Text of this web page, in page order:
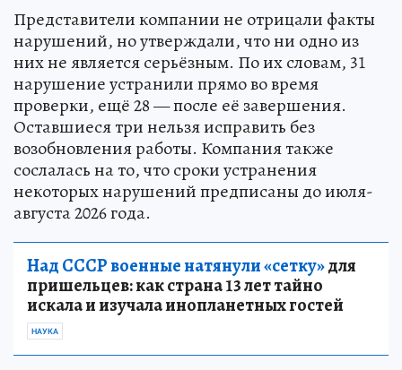
Представители компании не отрицали факты
нарушений, но утверждали, что ни одно из
них не является серьёзным. По их словам, 31
нарушение устранили прямо во время
проверки, ещё 28 — после её завершения.
Оставшиеся три нельзя исправить без
возобновления работы. Компания также
сослалась на то, что сроки устранения
некоторых нарушений предписаны до июля-
августа 2026 года.
Над СССР военные натянули «сетку»для
пришельцев: как страна 13 лет тайно
искала и изучала инопланетных гостей
НАУКА